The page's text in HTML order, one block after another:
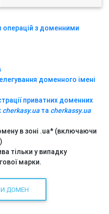
з доменними
доменного імені
приватних доменних
cherkasy.ua та cherkassy.ua
в зоні .ua* (включаючи
тільки у випадку
марки.
ДОМЕН